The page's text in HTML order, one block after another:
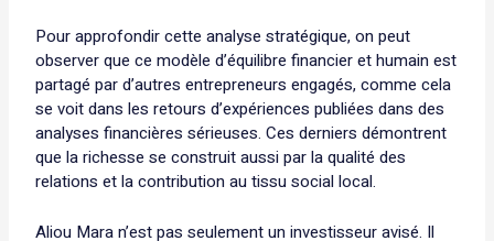
Pour approfondir cette analyse stratégique, on peut
observer que ce modèle d’équilibre financier et humain est
partagé par d’autres entrepreneurs engagés, comme cela
se voit dans les retours d’expériences publiées dans des
analyses financières sérieuses. Ces derniers démontrent
que la richesse se construit aussi par la qualité des
relations et la contribution au tissu social local.
Aliou Mara n’est pas seulement un investisseur avisé. Il